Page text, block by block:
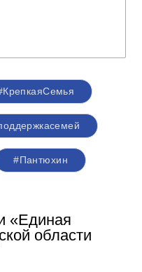
#Пантюхин
«Единая
области